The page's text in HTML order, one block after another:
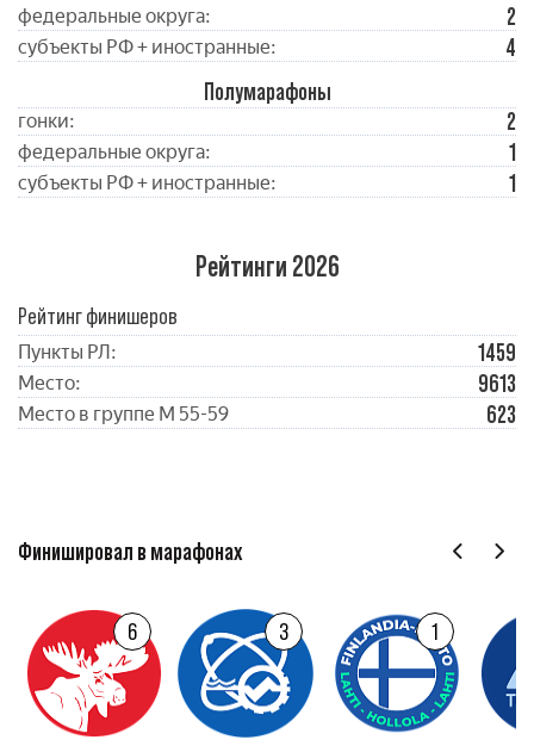
федеральные округа: 2
субъекты РФ + иностранные:
4
Полумарафоны
гонки: 2
федеральные округа: 1
субъекты РФ + иностранные: 1
Рейтинги 2026
Рейтинг финишеров
Пункты РЛ: 1459
Место: 9613
Место в группе М 55-59 623
Финишировал в марафонах
6 3 1